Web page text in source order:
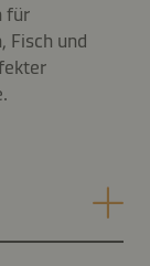
für
Fisch und